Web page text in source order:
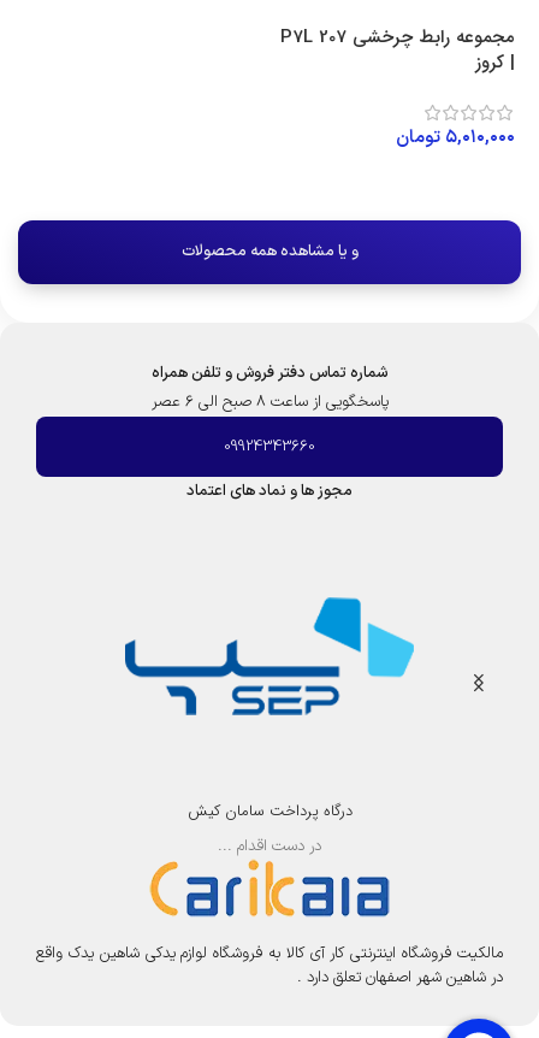
مجموعه رابط چرخشی P7L 207
| کروز
۵,۰۱۰,۰۰۰ تومان
و یا مشاهده همه محصولات
شماره تماس دفتر فروش و تلفن همراه
پاسخگویی از ساعت 8 صبح الی 6 عصر
09924343660
مجوز ها و نماد های اعتماد
درگاه پرداخت سامان کیش
در دست اقدام ...
مالکیت فروشگاه اینترنتی کار آی کالا به فروشگاه لوازم یدکی شاهین یدک واقع
در شاهین شهر اصفهان تعلق دارد .